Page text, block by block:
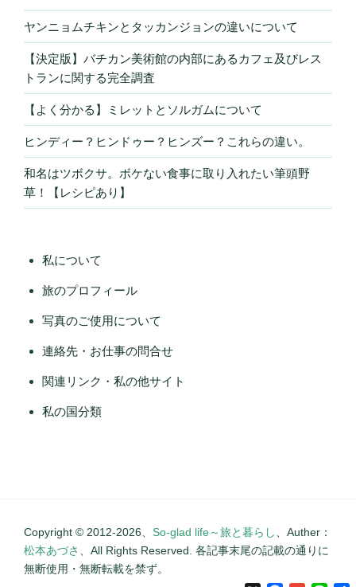
ヤンニョムチキンとタッカンジョンの違いについて
【決定版】バチカン美術館の内部にあるカフェ及びレス
トランに関する完全調査
【よく分かる】ミレットとソルガムについて
ヒンディー？ヒンドゥー？ヒンズー？これらの違い。
和名はツボクサ。ボケない食事に取り入れたい筆頭野
草！【レシピあり】
私について
旅のプロフィール
写真のご使用について
連絡先・お仕事の問合せ
関連リンク・私の他サイト
私の国分類
Copyright © 2012-2026、 So-glad life～旅と暮らし、Auther：
松本あづさ 、All Rights Reserved. 各記事末尾の記載の通りに
無断使用・無断転載を禁ず。